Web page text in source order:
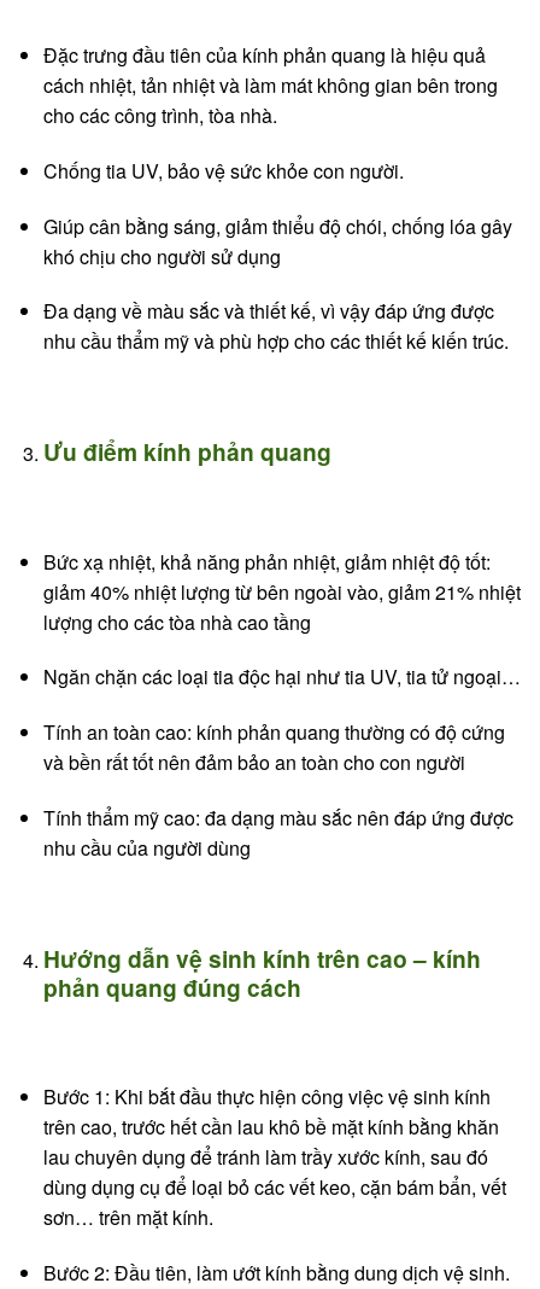
Đặc trưng đầu tiên của kính phản quang là hiệu quả
cách nhiệt, tản nhiệt và làm mát không gian bên trong
cho các công trình, tòa nhà.
Chống tia UV, bảo vệ sức khỏe con người.
Giúp cân bằng sáng, giảm thiểu độ chói, chống lóa gây
khó chịu cho người sử dụng
Đa dạng về màu sắc và thiết kế, vì vậy đáp ứng được
nhu cầu thẩm mỹ và phù hợp cho các thiết kế kiến trúc.
Ưu điểm kính phản quang
Bức xạ nhiệt, khả năng phản nhiệt, giảm nhiệt độ tốt:
giảm 40% nhiệt lượng từ bên ngoài vào, giảm 21% nhiệt
lượng cho các tòa nhà cao tầng
Ngăn chặn các loại tia độc hại như tia UV, tia tử ngoại…
Tính an toàn cao: kính phản quang thường có độ cứng
và bền rất tốt nên đảm bảo an toàn cho con người
Tính thẩm mỹ cao: đa dạng màu sắc nên đáp ứng được
nhu cầu của người dùng
Hướng dẫn vệ sinh kính trên cao – kính
phản quang đúng cách
Bước 1: Khi bắt đầu thực hiện công việc vệ sinh kính
trên cao, trước hết cần lau khô bề mặt kính bằng khăn
lau chuyên dụng để tránh làm trầy xước kính, sau đó
dùng dụng cụ để loại bỏ các vết keo, cặn bám bẩn, vết
sơn… trên mặt kính.
Bước 2: Đầu tiên, làm ướt kính bằng dung dịch vệ sinh.